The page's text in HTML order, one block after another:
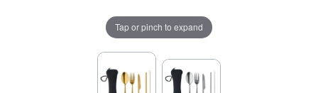
Tap or pinch to expand